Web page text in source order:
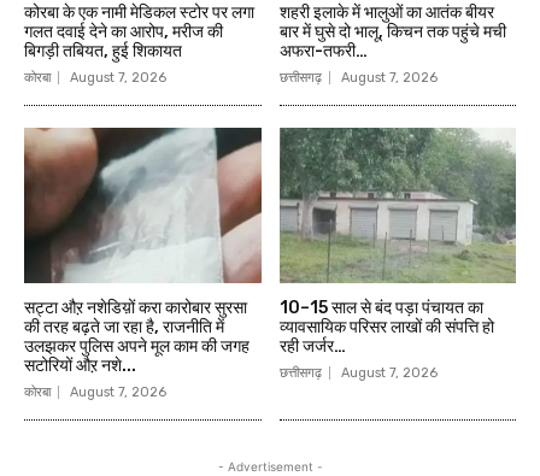
कोरबा के एक नामी मेडिकल स्टोर पर लगा
गलत दवाई देने का आरोप, मरीज की
बिगड़ी तबियत, हुई शिकायत
कोरबा August 7, 2026
शहरी इलाके में भालुओं का आतंक बीयर
बार में घुसे दो भालू, किचन तक पहुंचे मची
अफरा-तफरी…
छत्तीसगढ़ August 7, 2026
सट्टा औऱ नशेडिय़ों करा कारोबार सुरसा
की तरह बढ़ते जा रहा है, राजनीति में
उलझकर पुलिस अपने मूल काम की जगह
सटोरियों औऱ नशे...
कोरबा August 7, 2026
10–15 साल से बंद पड़ा पंचायत का
व्यावसायिक परिसर लाखों की संपत्ति हो
रही जर्जर…
छत्तीसगढ़ August 7, 2026
- Advertisement -